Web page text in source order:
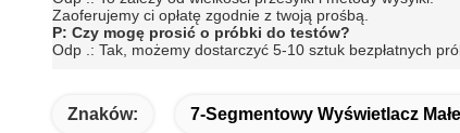
Zaoferujemy ci opłatę zgodnie z twoją prośbą.
P: Czy mogę prosić o próbki do testów?
Odp .: Tak, możemy dostarczyć 5-10 sztuk bezpłatnych
Znaków: 7-Segmentowy Wyświetlacz